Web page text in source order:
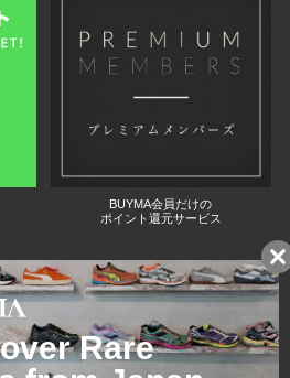
BUYMA会員だけの
ポイント還元サービス
ページトップへ